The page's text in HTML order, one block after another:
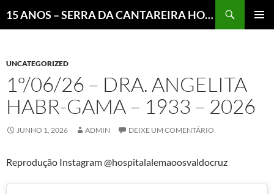
15 ANOS – SERRA DA CANTAREIRA HOJE E COTIDIANO DO BRASIL E DO MUNDO
UNCATEGORIZED
1º/06/26 – DRA. ANGELITA
HABR-GAMA – 1933 – 2026
JUNHO 1, 2026 ADMIN DEIXE UM COMENTÁRIO
Reprodução Instagram @hospitalalemaoosvaldocruz